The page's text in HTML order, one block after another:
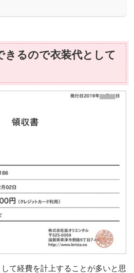
きるので衣装代として
て経費を計上することが多いと思